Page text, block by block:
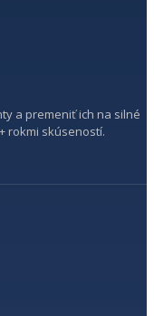
a premeniť ich na silné
rokmi skúseností.